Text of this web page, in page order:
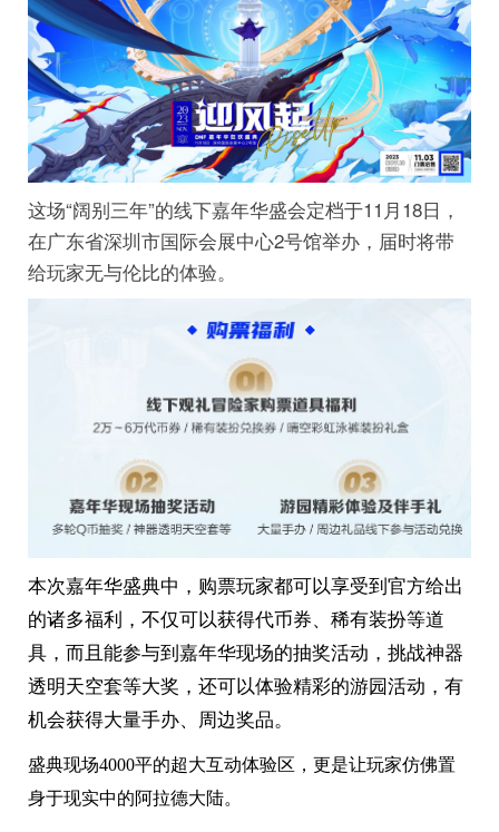
这场“阔别三年”的线下嘉年华盛会定档于11月18日，
在广东省深圳市国际会展中心2号馆举办，届时将带
给玩家无与伦比的体验。
本次嘉年华盛典中，购票玩家都可以享受到官方给出
的诸多福利，不仅可以获得代币券、稀有装扮等道
具，而且能参与到嘉年华现场的抽奖活动，挑战神器
透明天空套等大奖，还可以体验精彩的游园活动，有
机会获得大量手办、周边奖品。
盛典现场4000平的超大互动体验区，更是让玩家仿佛置
身于现实中的阿拉德大陆。